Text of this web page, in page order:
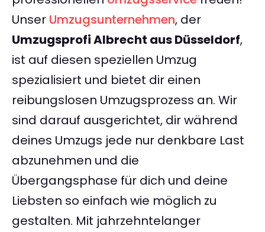
Unser Umzugsunternehmen, der
Umzugsprofi Albrecht aus Düsseldorf,
ist auf diesen speziellen Umzug
spezialisiert und bietet dir einen
reibungslosen Umzugsprozess an. Wir
sind darauf ausgerichtet, dir während
deines Umzugs jede nur denkbare Last
abzunehmen und die
Übergangsphase für dich und deine
Liebsten so einfach wie möglich zu
gestalten. Mit jahrzehntelanger